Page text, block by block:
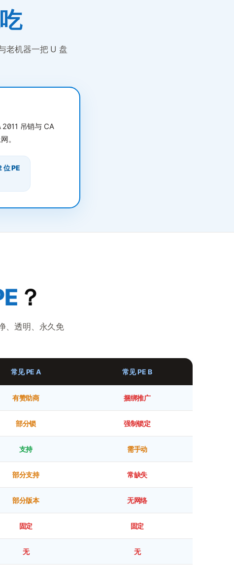
老机器一把 U 盘
吊销与 CA
。
PE
？
、透明、永久免
常见 PE A 常见 PE B
有赞助商 捆绑推广
部分锁 强制锁定
支持 需手动
部分支持 常缺失
部分版本 无网络
固定 固定
无 无